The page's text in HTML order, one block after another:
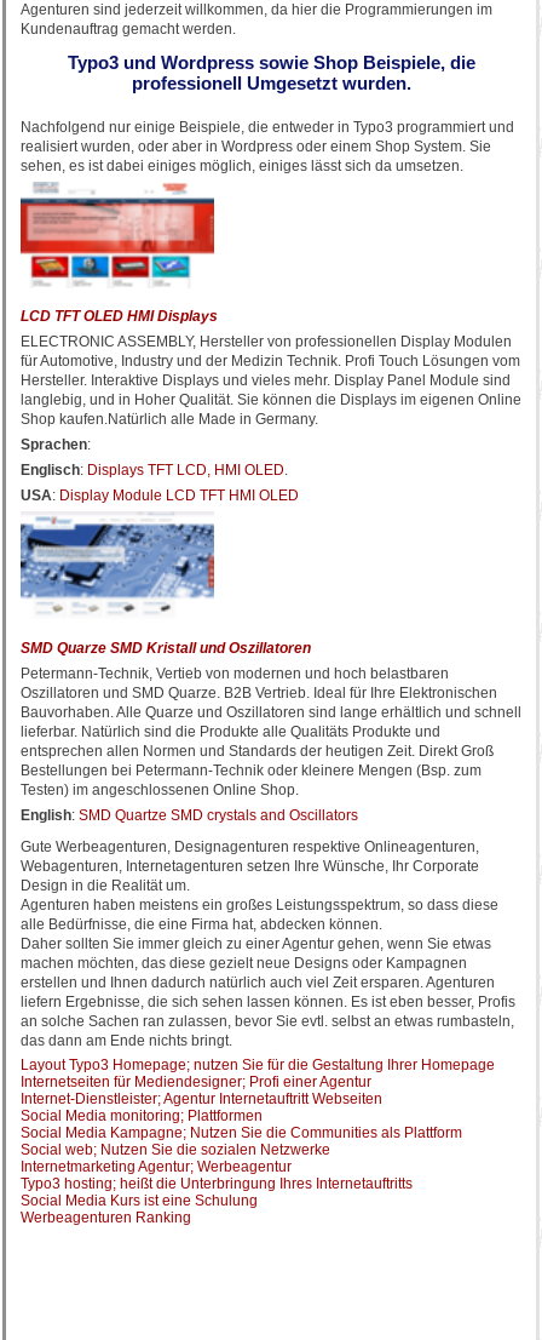
Agenturen sind jederzeit willkommen, da hier die Programmierungen im
Kundenauftrag gemacht werden.
Typo3 und Wordpress sowie Shop Beispiele, die
professionell Umgesetzt wurden.
Nachfolgend nur einige Beispiele, die entweder in Typo3 programmiert und
realisiert wurden, oder aber in Wordpress oder einem Shop System. Sie
sehen, es ist dabei einiges möglich, einiges lässt sich da umsetzen.
LCD TFT OLED HMI Displays
ELECTRONIC ASSEMBLY, Hersteller von professionellen Display Modulen
für Automotive, Industry und der Medizin Technik. Profi Touch Lösungen vom
Hersteller. Interaktive Displays und vieles mehr. Display Panel Module sind
langlebig, und in Hoher Qualität. Sie können die Displays im eigenen Online
Shop kaufen.Natürlich alle Made in Germany.
Sprachen:
Englisch: Displays TFT LCD, HMI OLED.
USA: Display Module LCD TFT HMI OLED
SMD Quarze SMD Kristall und Oszillatoren
Petermann-Technik, Vertieb von modernen und hoch belastbaren
Oszillatoren und SMD Quarze. B2B Vertrieb. Ideal für Ihre Elektronischen
Bauvorhaben. Alle Quarze und Oszillatoren sind lange erhältlich und schnell
lieferbar. Natürlich sind die Produkte alle Qualitäts Produkte und
entsprechen allen Normen und Standards der heutigen Zeit. Direkt Groß
Bestellungen bei Petermann-Technik oder kleinere Mengen (Bsp. zum
Testen) im angeschlossenen Online Shop.
English: SMD Quartze SMD crystals and Oscillators
Gute Werbeagenturen, Designagenturen respektive Onlineagenturen,
Webagenturen, Internetagenturen setzen Ihre Wünsche, Ihr Corporate
Design in die Realität um.
Agenturen haben meistens ein großes Leistungsspektrum, so dass diese
alle Bedürfnisse, die eine Firma hat, abdecken können.
Daher sollten Sie immer gleich zu einer Agentur gehen, wenn Sie etwas
machen möchten, das diese gezielt neue Designs oder Kampagnen
erstellen und Ihnen dadurch natürlich auch viel Zeit ersparen. Agenturen
liefern Ergebnisse, die sich sehen lassen können. Es ist eben besser, Profis
an solche Sachen ran zulassen, bevor Sie evtl. selbst an etwas rumbasteln,
das dann am Ende nichts bringt.
Layout Typo3 Homepage; nutzen Sie für die Gestaltung Ihrer Homepage
Internetseiten für Mediendesigner; Profi einer Agentur
Internet-Dienstleister; Agentur Internetauftritt Webseiten
Social Media monitoring; Plattformen
Social Media Kampagne; Nutzen Sie die Communities als Plattform
Social web; Nutzen Sie die sozialen Netzwerke
Internetmarketing Agentur; Werbeagentur
Typo3 hosting; heißt die Unterbringung Ihres Internetauftritts
Social Media Kurs ist eine Schulung
Werbeagenturen Ranking